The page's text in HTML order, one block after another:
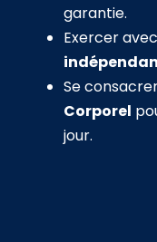
garantie.
Exercer
Se
Corporel
jour.